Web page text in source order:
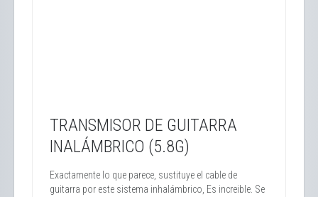
TRANSMISOR DE GUITARRA
INALÁMBRICO (5.8G)
Exactamente lo que parece, sustituye el cable de
guitarra por este sistema inhalámbrico, Es increible. Se